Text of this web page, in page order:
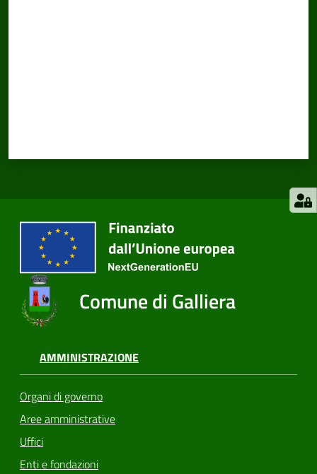
Comune di Galliera
AMMINISTRAZIONE
Organi di governo
Aree amministrative
Uffici
Enti e fondazioni